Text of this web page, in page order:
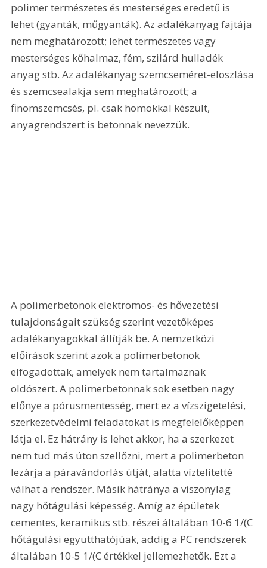
polimer természetes és mesterséges eredetű is
lehet (gyanták, műgyanták). Az adalékanyag fajtája
nem meghatározott; lehet természetes vagy
mesterséges kőhalmaz, fém, szilárd hulladék
anyag stb. Az adalékanyag szemcseméret-eloszlása
és szemcsealakja sem meghatározott; a
finomszemcsés, pl. csak homokkal készült,
anyagrendszert is betonnak nevezzük.
A polimerbetonok elektromos- és hővezetési
tulajdonságait szükség szerint vezetőképes
adalékanyagokkal állítják be. A nemzetközi
előírások szerint azok a polimerbetonok
elfogadottak, amelyek nem tartalmaznak
oldószert. A polimerbetonnak sok esetben nagy
előnye a pórusmentesség, mert ez a vízszigetelési,
szerkezetvédelmi feladatokat is megfelelőképpen
látja el. Ez hátrány is lehet akkor, ha a szerkezet
nem tud más úton szellőzni, mert a polimerbeton
lezárja a páravándorlás útját, alatta víztelítetté
válhat a rendszer. Másik hátránya a viszonylag
nagy hőtágulási képesség. Amíg az épületek
cementes, keramikus stb. részei általában 10-6 1/(C
hőtágulási együtthatójúak, addig a PC rendszerek
általában 10-5 1/(C értékkel jellemezhetők. Ezt a